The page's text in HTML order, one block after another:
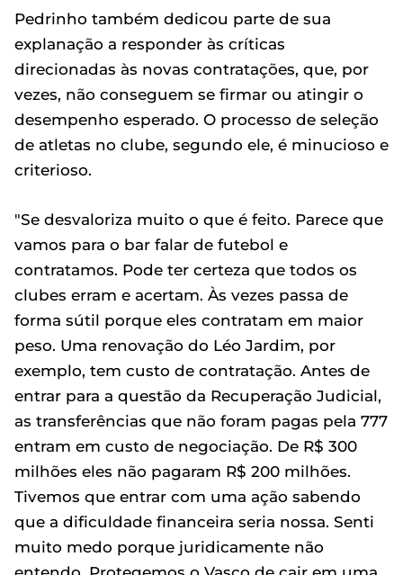
Pedrinho também dedicou parte de sua
explanação a responder às críticas
direcionadas às novas contratações, que, por
vezes, não conseguem se firmar ou atingir o
desempenho esperado. O processo de seleção
de atletas no clube, segundo ele, é minucioso e
criterioso.
"Se desvaloriza muito o que é feito. Parece que
vamos para o bar falar de futebol e
contratamos. Pode ter certeza que todos os
clubes erram e acertam. Às vezes passa de
forma sútil porque eles contratam em maior
peso. Uma renovação do Léo Jardim, por
exemplo, tem custo de contratação. Antes de
entrar para a questão da Recuperação Judicial,
as transferências que não foram pagas pela 777
entram em custo de negociação. De R$ 300
milhões eles não pagaram R$ 200 milhões.
Tivemos que entrar com uma ação sabendo
que a dificuldade financeira seria nossa. Senti
muito medo porque juridicamente não